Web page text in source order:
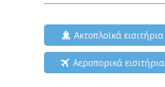
Ακτοπλοϊκά εισιτήρια
Αεροπορικά εισιτήρια